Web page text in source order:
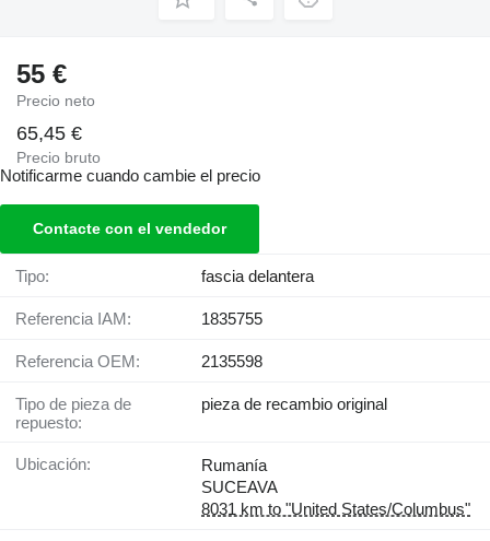
55 €
Precio neto
65,45 €
Precio bruto
Notificarme cuando cambie el precio
Contacte con el vendedor
Tipo: fascia delantera
Referencia IAM: 1835755
Referencia OEM: 2135598
Tipo de pieza de
repuesto:
pieza de recambio original
Ubicación:
Rumanía
SUCEAVA
8031 km to "United States/Columbus"